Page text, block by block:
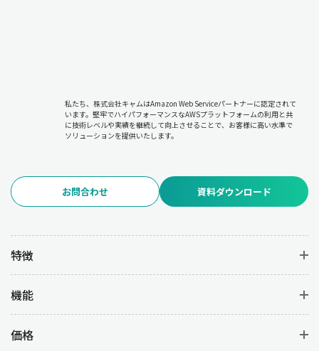
私たち、株式会社キャムはAmazon Web Serviceパートナーに認定されて
います。堅牢でハイパフォーマンスなAWSプラットフォームの利用と共
に技術レベルや実績を継続して向上させることで、お客様に高い水準で
ソリューションを提供いたします。
お問合わせ 資料ダウンロード
特徴
機能
価格